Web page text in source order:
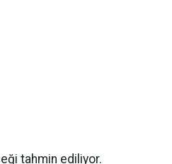
tahmin ediliyor.